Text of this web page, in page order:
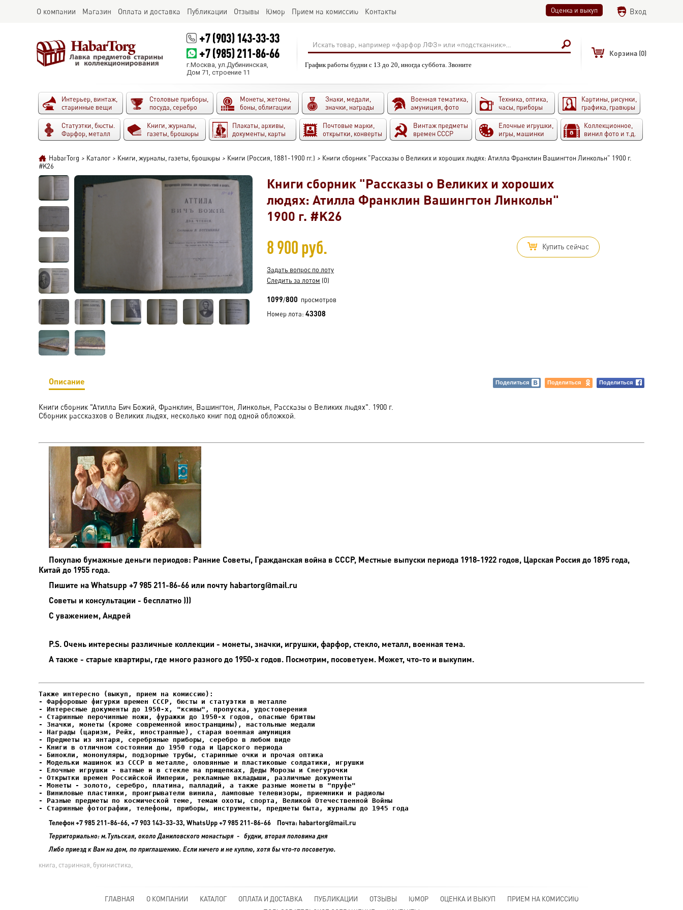
О компании Магазин Оплата и доставка Публикации Отзывы Юмор Прием на комиссию Контакты Оценка и выкуп Вход
+7 (903) 143-33-33
+7 (985) 211-86-66
г.Москва, ул.Дубининская,
Дом 71, строение 11
График работы будни с 13 до 20, иногда суббота. Звоните
Корзина (0)
Интерьер, винтаж,
старинные вещи
Столовые приборы,
посуда, серебро
Монеты, жетоны,
боны, облигации
Знаки, медали,
значки, награды
Военная тематика,
амуниция, фото
Техника, оптика,
часы, приборы
Картины, рисунки,
графика, гравюры
Статуэтки, бюсты.
Фарфор, металл
Книги, журналы,
газеты, брошюры
Плакаты, архивы,
документы, карты
Почтовые марки,
открытки, конверты
Винтаж предметы
времен СССР
Елочные игрушки,
игры, машинки
Коллекционное,
винил фото и т.д.
HabarTorg > Каталог > Книги, журналы, газеты, брошюры > Книги (Россия, 1881-1900 гг.) > Книги сборник "Рассказы о Великих и хороших людях: Атилла Франклин Вашингтон Линкольн" 1900 г.
#K26
Книги сборник "Рассказы о Великих и хороших
людях: Атилла Франклин Вашингтон Линкольн"
1900 г. #K26
8 900 руб. Купить сейчас
Задать вопрос по лоту
Следить за лотом (0)
1099/800 просмотров
Номер лота:43308
Описание Поделиться Поделиться Поделиться
Книги сборник "Атилла Бич Божий, Франклин, Вашингтон, Линкольн, Рассказы о Великих людях". 1900 г.
Сборник рассказхов о Великих людях, несколько книг под одной обложкой.
Покупаю бумажные деньги периодов: Ранние Советы, Гражданская война в СССР, Местные выпуски периода 1918-1922 годов, Царская Россия до 1895 года,
Китай до 1955 года.
Пишите на Whatsupp +7 985 211-86-66 или почту habartorg@mail.ru
Советы и консультации - бесплатно )))
С уважением, Андрей
P.S. Очень интересны различные коллекции - монеты, значки, игрушки, фарфор, стекло, металл, военная тема.
А также - старые квартиры, где много разного до 1950-х годов. Посмотрим, посоветуем. Может, что-то и выкупим.
- Фарфоровые фигурки времен СССР, бюсты и статуэтки в металле
- Интересные документы до 1950-х, "ксивы", пропуска, удостоверения
- Елочные игрушки - ватные и в стекле на прищепках, Деды Морозы и Снегурочки
- Старинные фотографии, телефоны, приборы, инструменты, предметы быта, журналы до 1945 года
Телефон +7 985 211-86-66, +7 903 143-33-33, WhatsUpp +7 985 211-86-66 Почта: habartorg@mail.ru
Территориально: м.Тульская, около Даниловского монастыря - будни, вторая половина дня
Либо приезд к Вам на дом, по приглашению. Если ничего и не куплю, хотя бы что-то посоветую.
книга, старинная, букинистика,
ГЛАВНАЯ О КОМПАНИИ КАТАЛОГ ОПЛАТА И ДОСТАВКА ПУБЛИКАЦИИ ОТЗЫВЫ ЮМОР ОЦЕНКА И ВЫКУП
ПРИЕМ НА КОМИССИЮ